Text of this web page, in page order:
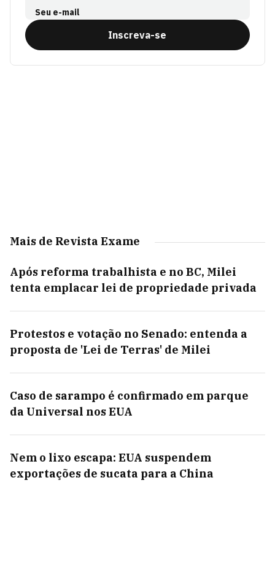
Seu e-mail
Inscreva-se
Mais de Revista Exame
Após reforma trabalhista e no BC, Milei
tenta emplacar lei de propriedade privada
Protestos e votação no Senado: entenda a
proposta de 'Lei de Terras' de Milei
Caso de sarampo é confirmado em parque
da Universal nos EUA
Nem o lixo escapa: EUA suspendem
exportações de sucata para a China